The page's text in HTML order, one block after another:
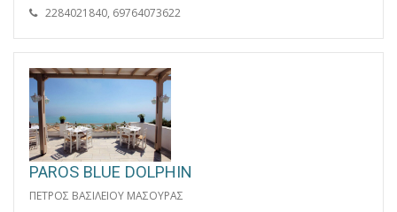
2284021840, 69764073622
PAROS BLUE DOLPHIN
ΠΕΤΡΟΣ ΒΑΣΙΛΕΙΟΥ ΜΑΣΟΥΡΑΣ